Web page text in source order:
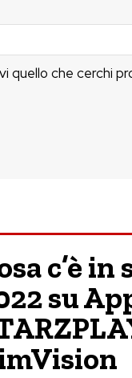
quello che cerchi
c’è
su